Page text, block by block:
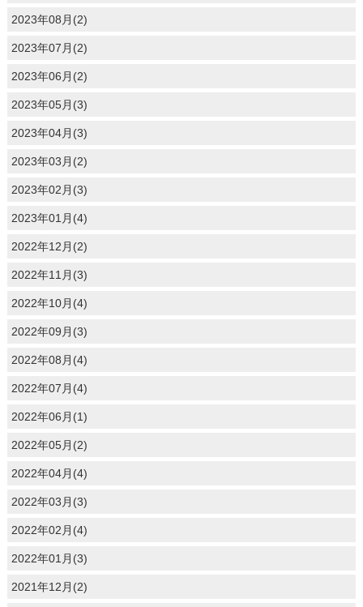
2023年08月(2)
2023年07月(2)
2023年06月(2)
2023年05月(3)
2023年04月(3)
2023年03月(2)
2023年02月(3)
2023年01月(4)
2022年12月(2)
2022年11月(3)
2022年10月(4)
2022年09月(3)
2022年08月(4)
2022年07月(4)
2022年06月(1)
2022年05月(2)
2022年04月(4)
2022年03月(3)
2022年02月(4)
2022年01月(3)
2021年12月(2)